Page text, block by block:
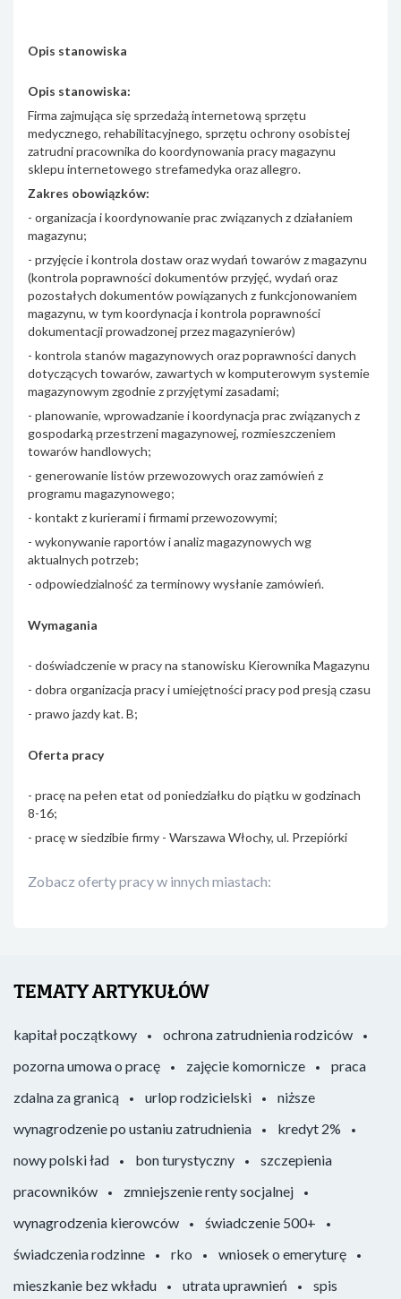
Opis stanowiska
Opis stanowiska:
Firma zajmująca się sprzedażą internetową sprzętu
medycznego, rehabilitacyjnego, sprzętu ochrony osobistej
zatrudni pracownika do koordynowania pracy magazynu
sklepu internetowego strefamedyka oraz allegro.
Zakres obowiązków:
- organizacja i koordynowanie prac związanych z działaniem
magazynu;
- przyjęcie i kontrola dostaw oraz wydań towarów z magazynu
(kontrola poprawności dokumentów przyjęć, wydań oraz
pozostałych dokumentów powiązanych z funkcjonowaniem
magazynu, w tym koordynacja i kontrola poprawności
dokumentacji prowadzonej przez magazynierów)
- kontrola stanów magazynowych oraz poprawności danych
dotyczących towarów, zawartych w komputerowym systemie
magazynowym zgodnie z przyjętymi zasadami;
- planowanie, wprowadzanie i koordynacja prac związanych z
gospodarką przestrzeni magazynowej, rozmieszczeniem
towarów handlowych;
- generowanie listów przewozowych oraz zamówień z
programu magazynowego;
- kontakt z kurierami i firmami przewozowymi;
- wykonywanie raportów i analiz magazynowych wg
aktualnych potrzeb;
- odpowiedzialność za terminowy wysłanie zamówień.
Wymagania
- doświadczenie w pracy na stanowisku Kierownika Magazynu
- dobra organizacja pracy i umiejętności pracy pod presją czasu
- prawo jazdy kat. B;
Oferta pracy
- pracę na pełen etat od poniedziałku do piątku w godzinach
8-16;
- pracę w siedzibie firmy - Warszawa Włochy, ul. Przepiórki
Zobacz oferty pracy w innych miastach:
TEMATY ARTYKUŁÓW
kapitał początkowy
ochrona zatrudnienia rodziców
pozorna umowa o pracę
zajęcie komornicze
praca
zdalna za granicą
urlop rodzicielski
niższe
wynagrodzenie po ustaniu zatrudnienia
kredyt 2%
nowy polski ład
bon turystyczny
szczepienia
pracowników
zmniejszenie renty socjalnej
wynagrodzenia kierowców
świadczenie 500+
świadczenia rodzinne
rko
wniosek o emeryturę
mieszkanie bez wkładu
utrata uprawnień spis